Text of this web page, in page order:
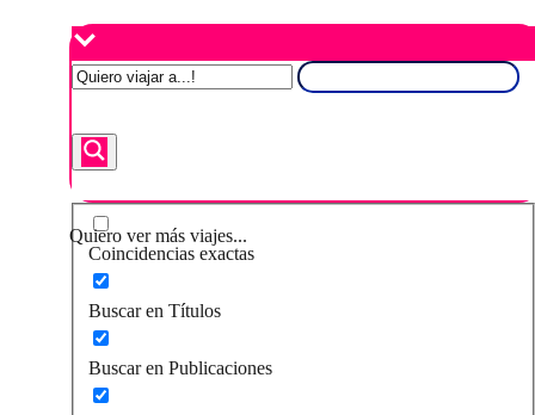
Quiero ver más viajes...
Coincidencias exactas
Buscar en Títulos
Buscar en Publicaciones